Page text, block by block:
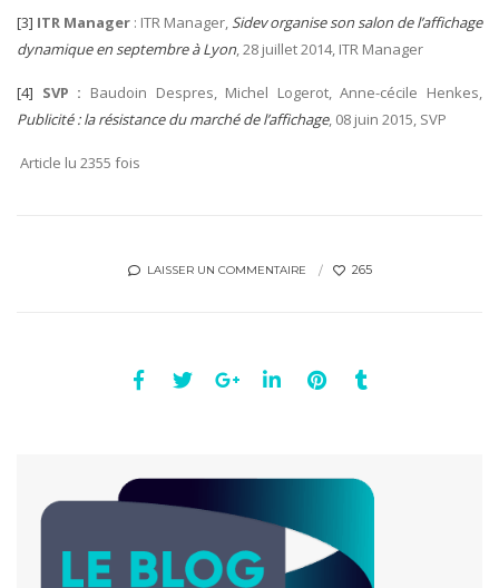
[3] ITR Manager : ITR Manager,Sidev organise son salon de l’affichage
dynamique en septembre à Lyon, 28 juillet 2014, ITR Manager
[4] SVP : Baudoin Despres, Michel Logerot, Anne-cécile Henkes,
Publicité : la résistance du marché de l’affichage, 08 juin 2015, SVP
Article lu 2355 fois
LAISSER UN COMMENTAIRE 265